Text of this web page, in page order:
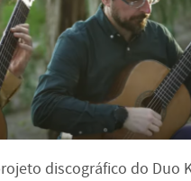
discográfico do Duo